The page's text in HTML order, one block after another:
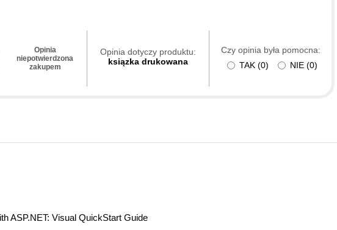
Opinia
niepotwierdzona
zakupem
Opinia dotyczy produktu:
ksiązka drukowana
Czy opinia była pomocna:
TAK (0) NIE (0)
ASP.NET: Visual QuickStart Guide